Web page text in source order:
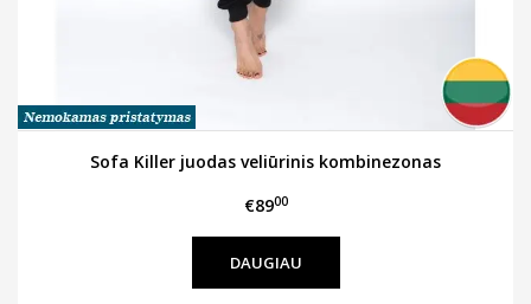
Sofa Killer juodas veliūrinis kombinezonas
€8900
DAUGIAU